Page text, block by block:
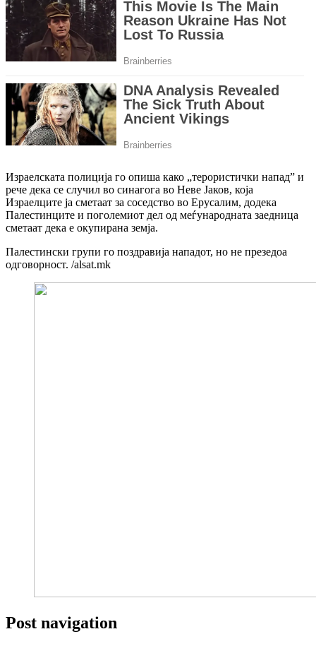
Израелската полиција го опиша како „терористички напад” и
рече дека се случил во синагога во Неве Јаков, која
Израелците ја сметаат за соседство во Ерусалим, додека
Палестинците и поголемиот дел од меѓународната заедница
сметаат дека е окупирана земја.
Палестински групи го поздравија нападот, но не презедоа
одговорност. /alsat.mk
Post navigation